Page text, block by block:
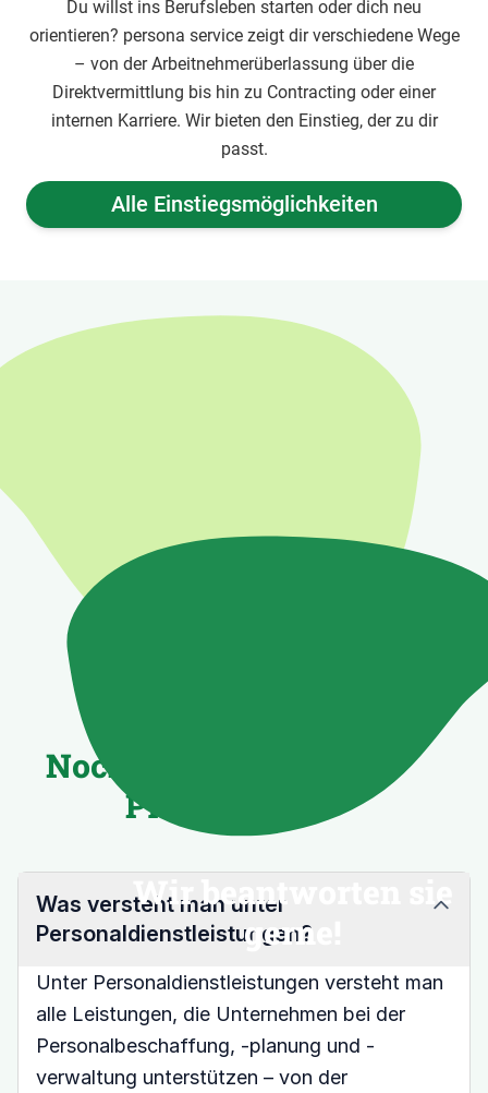
Du willst ins Berufsleben starten oder dich neu
orientieren? persona service zeigt dir verschiedene Wege
– von der Arbeitnehmerüberlassung über die
Direktvermittlung bis hin zu Contracting oder einer
internen Karriere. Wir bieten den Einstieg, der zu dir
passt.
Alle Einstiegsmöglichkeiten
Noch Fragen? Kein
Problem!
Wir beantworten sie
gerne!
Was versteht man unter
Personaldienstleistungen?
Unter Personaldienstleistungen versteht man
alle Leistungen, die Unternehmen bei der
Personalbeschaffung, -planung und -
verwaltung unterstützen – von der